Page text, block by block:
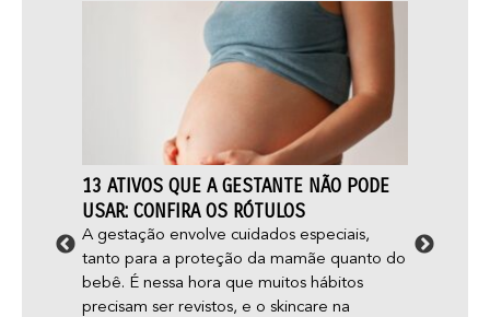
13 ATIVOS QUE A GESTANTE NÃO PODE
USAR: CONFIRA OS RÓTULOS
A gestação envolve cuidados especiais,
tanto para a proteção da mamãe quanto do
bebê. É nessa hora que muitos hábitos
precisam ser revistos, e o skincare na